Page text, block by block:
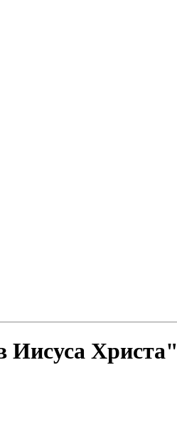
Иисуса Христа"